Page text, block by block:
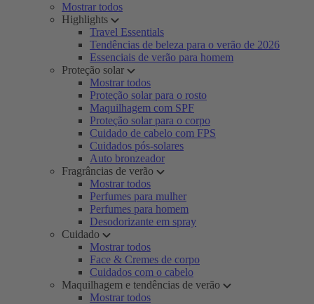
Mostrar todos
Highlights
Travel Essentials
Tendências de beleza para o verão de 2026
Essenciais de verão para homem
Proteção solar
Mostrar todos
Proteção solar para o rosto
Maquilhagem com SPF
Proteção solar para o corpo
Cuidado de cabelo com FPS
Cuidados pós-solares
Auto bronzeador
Fragrâncias de verão
Mostrar todos
Perfumes para mulher
Perfumes para homem
Desodorizante em spray
Cuidado
Mostrar todos
Face & Cremes de corpo
Cuidados com o cabelo
Maquilhagem e tendências de verão
Mostrar todos